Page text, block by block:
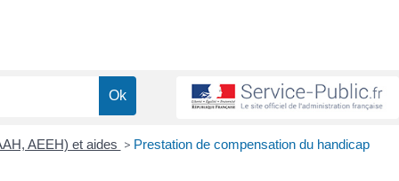
AEEH) et aides > Prestation de compensation du handicap